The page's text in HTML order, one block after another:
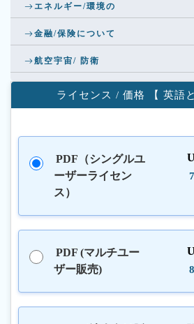
エネルギー/環境の
金融/保険について
航空宇宙/ 防衛
ライセンス / 価格 【 英語
PDF（シングルユ
ーザーライセン
ス）
PDF (マルチユー
ザー販売)